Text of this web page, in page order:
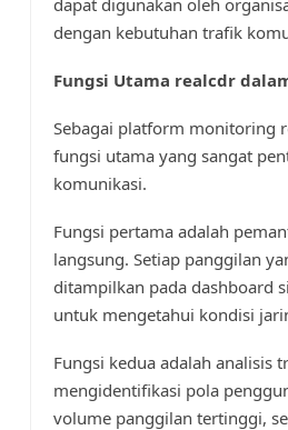
dengan kebutuhan trafik
Fungsi Utama realcdr
Sebagai platform monitoring
fungsi utama yang sangat
komunikasi.
Fungsi pertama adalah
langsung. Setiap panggilan
ditampilkan pada dashboard
untuk mengetahui kondisi
Fungsi kedua adalah analisis
mengidentifikasi pola
volume panggilan tertinggi,